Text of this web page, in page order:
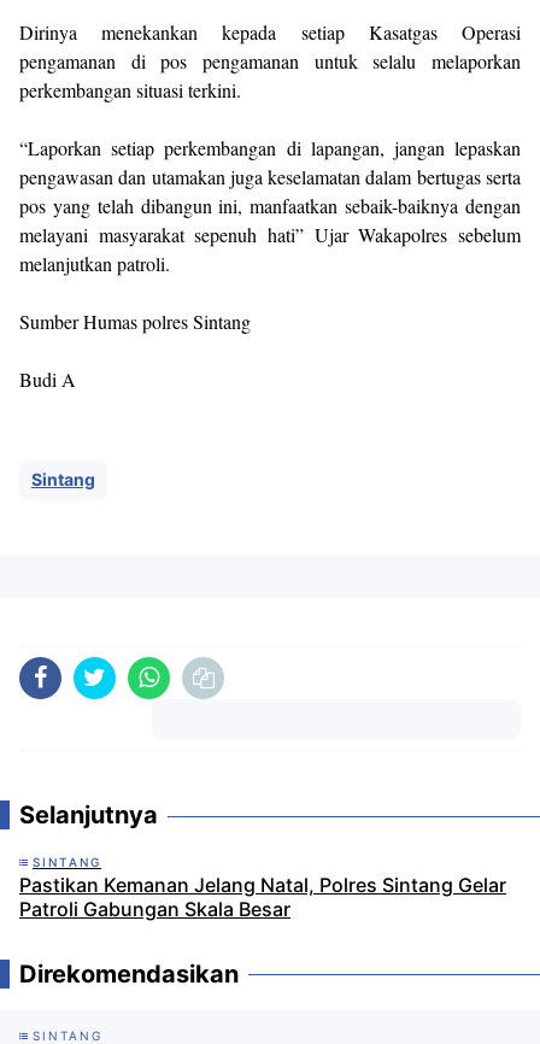
Dirinya menekankan kepada setiap Kasatgas Operasi
pengamanan di pos pengamanan untuk selalu melaporkan
perkembangan situasi terkini.
“Laporkan setiap perkembangan di lapangan, jangan lepaskan
pengawasan dan utamakan juga keselamatan dalam bertugas serta
pos yang telah dibangun ini, manfaatkan sebaik-baiknya dengan
melayani masyarakat sepenuh hati” Ujar Wakapolres sebelum
melanjutkan patroli.
Sumber Humas polres Sintang
Budi A
Sintang
Selanjutnya
SINTANG
Pastikan Kemanan Jelang Natal, Polres Sintang Gelar
Patroli Gabungan Skala Besar
Direkomendasikan
SINTANG